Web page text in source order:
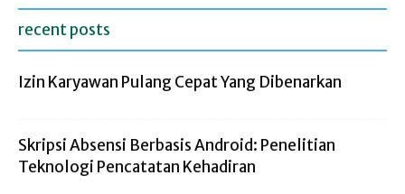
recent posts
Izin Karyawan Pulang Cepat Yang Dibenarkan
Skripsi Absensi Berbasis Android: Penelitian
Teknologi Pencatatan Kehadiran